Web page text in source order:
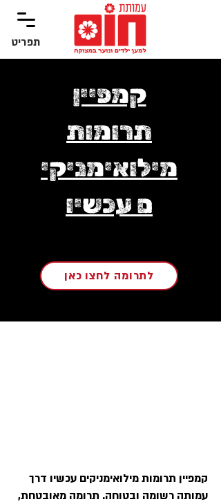
תפריט
קמפיין
תרומות
מילואימניקי
ם עכשיו
לתרומה לחצו כאן
קמפיין תרומות מילואימניקים עכשיו דרך
עמותה רשומה ובטוחה. תרומה מאובטחת,